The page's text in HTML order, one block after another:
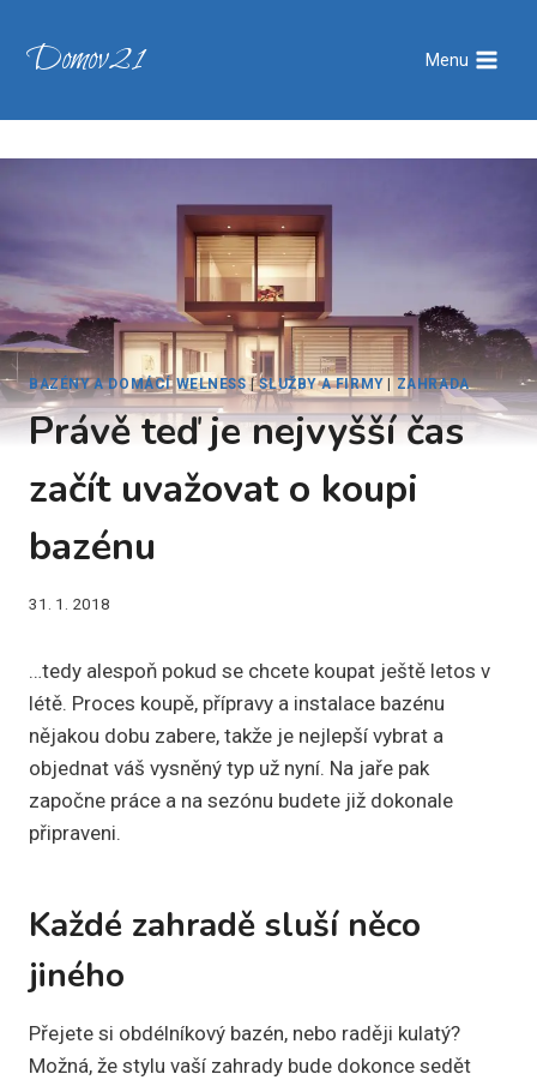
Domov21 Menu
BAZÉNY A DOMÁCÍ WELNESS|SLUŽBY A FIRMY| ZAHRADA
Právě teď je nejvyšší čas
začít uvažovat o koupi
bazénu
31. 1. 2018
…tedy alespoň pokud se chcete koupat ještě letos v
létě. Proces koupě, přípravy a instalace bazénu
nějakou dobu zabere, takže je nejlepší vybrat a
objednat váš vysněný typ už nyní. Na jaře pak
započne práce a na sezónu budete již dokonale
připraveni.
Každé zahradě sluší něco
jiného
Přejete si obdélníkový bazén, nebo raději kulatý?
Možná, že stylu vaší zahrady bude dokonce sedět